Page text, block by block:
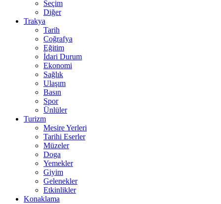
Seçim
Diğer
Trakya
Tarih
Coğrafya
Eğitim
İdari Durum
Ekonomi
Sağlık
Ulaşım
Basın
Spor
Ünlüler
Turizm
Mesire Yerleri
Tarihi Eserler
Müzeler
Doga
Yemekler
Giyim
Gelenekler
Etkinlikler
Konaklama